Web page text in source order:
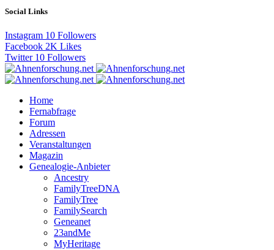
Social Links
Instagram 10 Followers
Facebook 2K Likes
Twitter 10 Followers
Home
Fernabfrage
Forum
Adressen
Veranstaltungen
Magazin
Genealogie-Anbieter
Ancestry
FamilyTreeDNA
FamilyTree
FamilySearch
Geneanet
23andMe
MyHeritage